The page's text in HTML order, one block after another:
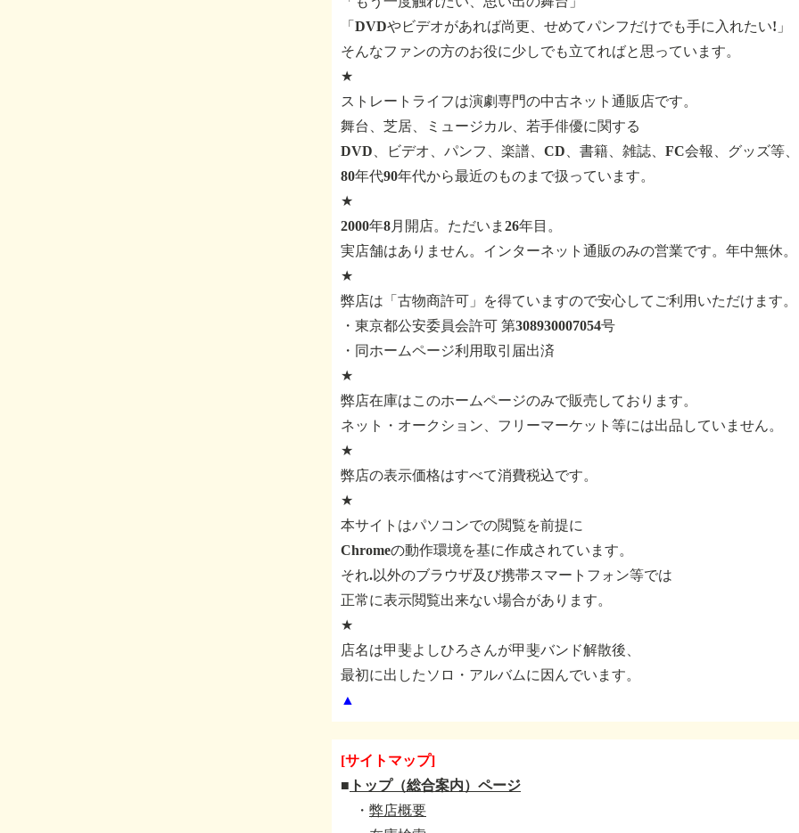
「DVDやビデオがあれば尚更、せめてパンフだけでも手に入れたい!」
そんなファンの方のお役に少しでも立てればと思っています。
★
ストレートライフは演劇専門の中古ネット通販店です。
舞台、芝居、ミュージカル、若手俳優に関する
DVD、ビデオ、パンフ、楽譜、CD、書籍、雑誌、FC会報、グッズ等、
80年代90年代から最近のものまで扱っています。
★
2000年8月開店。ただいま26年目。
実店舗はありません。インターネット通販のみの営業です。年中無休。
★
弊店は「古物商許可」を得ていますので安心してご利用いただけます。
・東京都公安委員会許可 第308930007054号
・同ホームページ利用取引届出済
★
弊店在庫はこのホームページのみで販売しております。
ネット・オークション、フリーマーケット等には出品していません。
★
弊店の表示価格はすべて消費税込です。
★
本サイトはパソコンでの閲覧を前提に
Chromeの動作環境を基に作成されています。
それ.以外のブラウザ及び携帯スマートフォン等では
正常に表示閲覧出来ない場合があります。
★
店名は甲斐よしひろさんが甲斐バンド解散後、
最初に出したソロ・アルバムに因んでいます。
▲
[サイトマップ]
■ トップ（総合案内）ページ
・ 弊店概要